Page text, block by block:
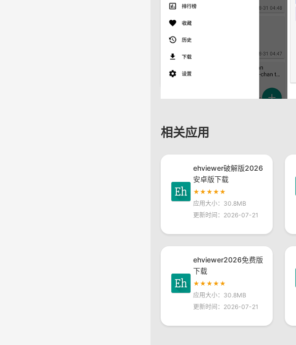
相关应用
ehviewer破解版2026
安卓版下载
★★★★★
应用大小：30.8MB
更新时间：2026-07-21
ehviewer2026免费版
下载
★★★★★
应用大小：30.8MB
更新时间：2026-07-21